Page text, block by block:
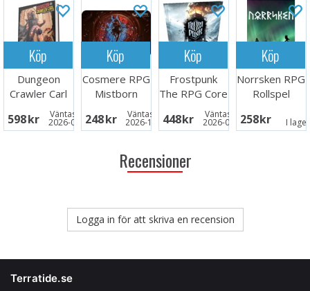
Köp
Dungeon
Crawler Carl
RPG Core
Rulebook
598 SEK Väntas in:
2026-09-07
Köp
Cosmere RPG
Mistborn
Starter Set
248 SEK Väntas in:
2026-10-31
Köp
Frostpunk
The RPG Core
Rules
448 SEK Väntas in:
2026-09-30
Köp
Norrsken RPG
Rollspel
258 SEK I
Recensioner
Logga in för att skriva en recension
Terratide.se